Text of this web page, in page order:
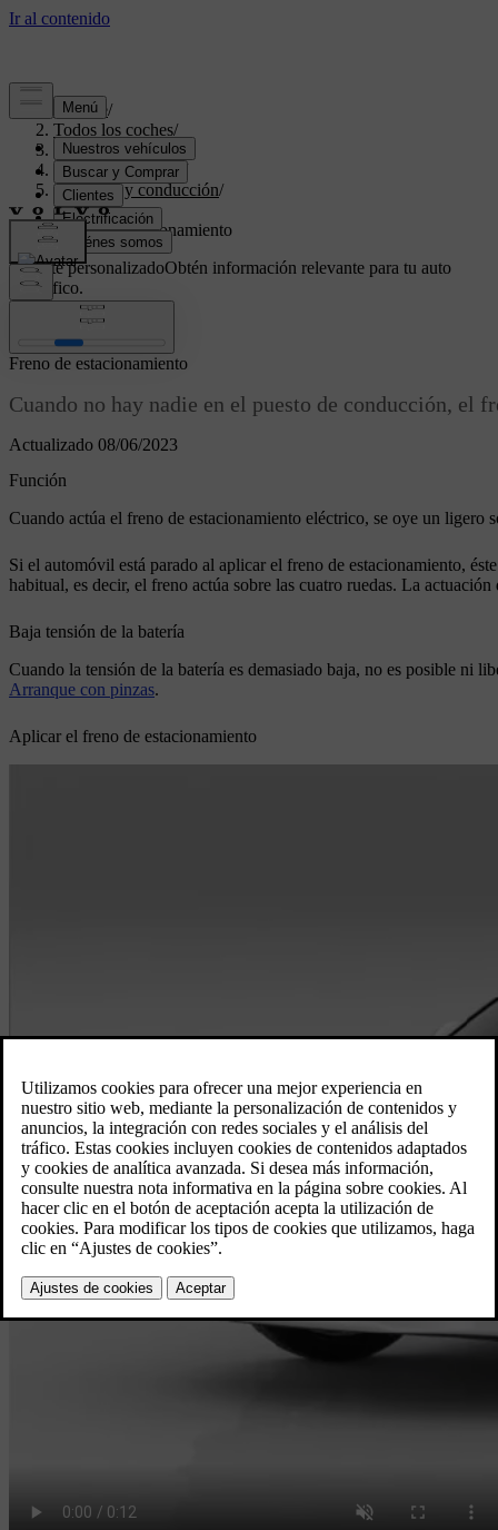
Soporte/
Todos los coches/
V70 2016 /
Manual de usuario
Arranque y conducción/
Frenos/
Freno de estacionamiento
Soporte personalizadoObtén información relevante para tu auto
específico.
Iniciar sesión
Actualizado 08/06/2023
Freno de estacionamiento
Cuando no hay nadie en el puesto de conducción, el
Función
Cuando actúa el freno de estacionamiento eléctrico, se oye un
Si el automóvil está parado al aplicar el freno de estacionamiento,
habitual, es decir, el freno actúa sobre las cuatro ruedas. La
Baja tensión de la batería
Cuando la tensión de la batería es demasiado baja, no es posible ni
Arranque con pinzas.
Aplicar el freno de estacionamiento